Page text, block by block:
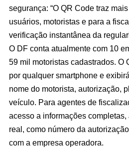
segurança: “O QR Code traz
usuários, motoristas e para a
verificação instantânea da
O DF conta atualmente com 10
59 mil motoristas cadastrados. O
por qualquer smartphone e
nome do motorista, autorização,
veículo. Para agentes de
acesso a informações
real, como número da
com a empresa operadora.